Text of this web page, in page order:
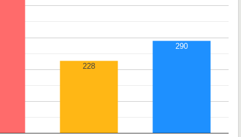
228
290